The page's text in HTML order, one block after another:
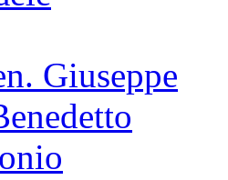
Giuseppe